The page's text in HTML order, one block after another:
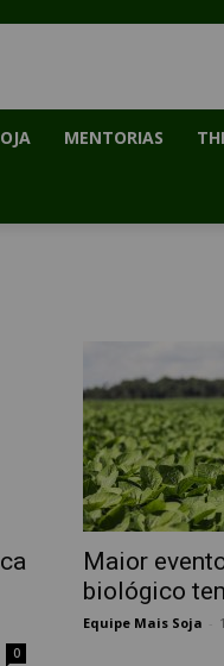
MENTORIAS
0
Maior
biológico
Equipe Mais Soja